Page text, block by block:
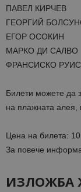
ПАВЕЛ КИРЧЕВ
ГЕОРГИЙ
ЕГОР ОСОКИН
МАРКО ДИ САЛВО
ФРАНСИСКО РУИС
Билети можете да
на плажната алея,
Цена на билета:
За повече
ИЗЛОЖБА